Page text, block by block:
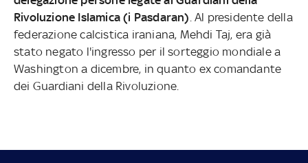
Rivoluzione Islamica (i Pasdaran) . Al presidente della
federazione calcistica iraniana, Mehdi Taj, era già
stato negato l'ingresso per il sorteggio mondiale a
Washington a dicembre, in quanto ex comandante
dei Guardiani della Rivoluzione.